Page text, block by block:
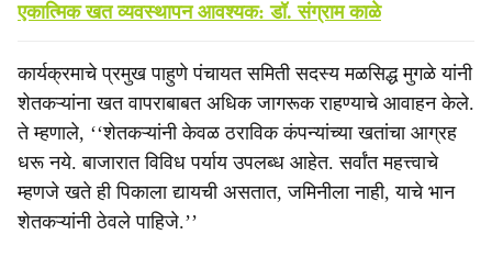
एकात्मिक खत व्यवस्थापन आवश्यक: डॉ. संग्राम काळे
कार्यक्रमाचे प्रमुख पाहुणे पंचायत समिती सदस्य मळसिद्ध मुगळे यांनी
शेतकऱ्यांना खत वापराबाबत अधिक जागरूक राहण्याचे आवाहन केले.
ते म्हणाले, ‘‘शेतकऱ्यांनी केवळ ठराविक कंपन्यांच्या खतांचा आग्रह
धरू नये. बाजारात विविध पर्याय उपलब्ध आहेत. सर्वांत महत्त्वाचे
म्हणजे खते ही पिकाला द्यायची असतात, जमिनीला नाही, याचे भान
शेतकऱ्यांनी ठेवले पाहिजे.’’